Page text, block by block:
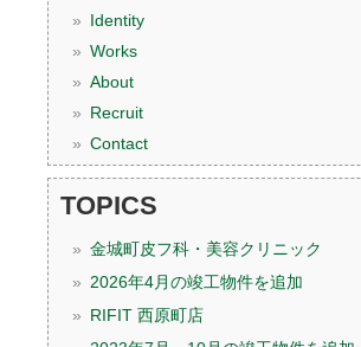
Identity
Works
About
Recruit
Contact
TOPICS
金城町皮フ科・美容クリニック
2026年4月の竣工物件を追加
RIFIT 西原町店